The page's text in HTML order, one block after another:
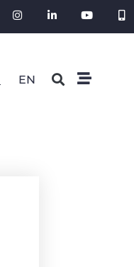
EN